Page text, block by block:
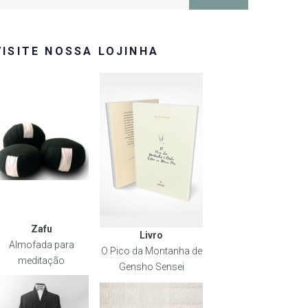
NOSSA LOJINHA
Zafu
Almofada para
meditação
Livro
O Pico da Montanha de
Gensho Sensei